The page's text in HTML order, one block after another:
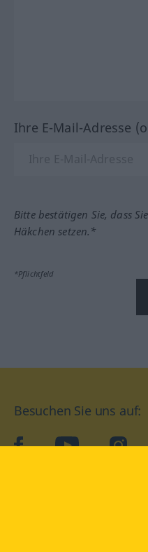
Ihre E-Mail-Adresse
Bitte bestätigen Sie, dass
Häkchen setzen.*
*Pflichtfeld
Besuchen Sie uns auf:
facebookYouTube